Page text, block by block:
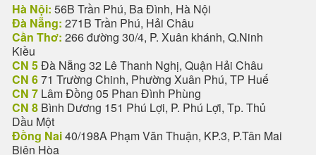
Hà Nội: 56B Trần Phú, Ba Đình, Hà Nội
Đà Nẵng: 271B Trần Phú, Hải Châu
Cần Thơ: 266 đường 30/4, P. Xuân khánh, Q.Ninh
Kiều
CN 5Đà Nẵng 32 Lê Thanh Nghị, Quận Hải Châu
CN 671 Trường Chinh, Phường Xuân Phú, TP Huế
CN 7 Lâm Đồng 05 Phan Đình Phùng
CN 8 Bình Dương 151 Phú Lợi, P. Phú Lợi, Tp. Thủ
Dầu Một
Đồng Nai40/198A Phạm Văn Thuận, KP.3, P.Tân Mai
Biên Hòa